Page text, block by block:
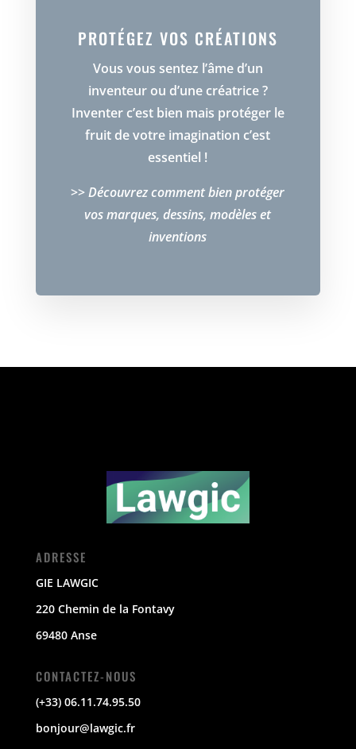
PROTÉGEZ VOS CRÉATIONS
Vous vous sentez l’âme d’un
inventeur ou d’une créatrice ?
Inventer c’est bien mais protéger le
fruit de votre imagination c’est
essentiel !
>>Découvrez comment bien protéger
vos marques, dessins, modèles et
inventions
ADRESSE
GIE LAWGIC
220 Chemin de la Fontavy
69480 Anse
CONTACTEZ-NOUS
(+33) 06.11.74.95.50
bonjour@lawgic.fr